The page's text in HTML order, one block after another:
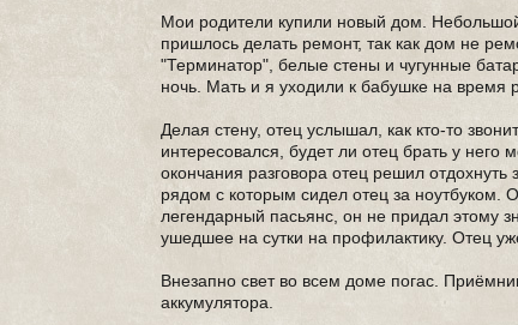
Мои родители купили новый дом.
пришлось делать ремонт, так как дом не
"Терминатор", белые стены и чугунные
ночь. Мать и я уходили к бабушке на время
Делая стену, отец услышал, как кто-то
интересовался, будет ли отец брать у
окончания разговора отец решил отдохнуть
рядом с которым сидел отец за ноутбуком.
легендарный пасьянс, он не придал этому
ушедшее на сутки на профилактику. Отец
Внезапно свет во всем доме погас.
аккумулятора.